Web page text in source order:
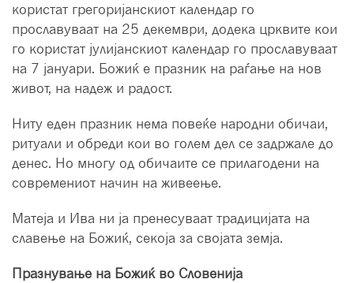
користат грегоријанскиот календар го
прославуваат на 25 декември, додека црквите кои
го користат јулијанскиот календар го прославуваат
на 7 јануари. Божиќ е празник на раѓање на нов
живот, на надеж и радост.
Ниту еден празник нема повеќе народни обичаи,
ритуали и обреди кои во голем дел се задржале до
денес. Но многу од обичаите се прилагодени на
современиот начин на живеење.
Матеја и Ива ни ја пренесуваат традицијата на
славење на Божиќ, секоја за својата земја.
Празнување на Божиќ во Словенија